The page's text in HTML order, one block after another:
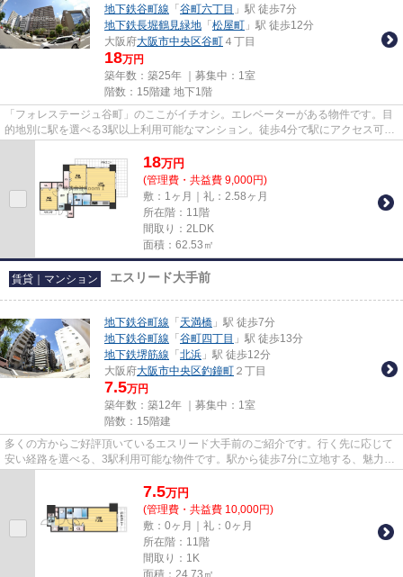
地下鉄谷町線 「 谷町六丁目 」駅 徒歩7分
地下鉄長堀鶴見緑地 「 松屋町 」駅 徒歩12分
大阪府大阪市中央区谷町 ４丁目
18万円
築年数：築25年 ｜募集中： 1室
階数：15階建 地下1階
「フォレステージュ谷町」のここがイチオシ。エレベーターがある物件です。目
的地別に駅を選べる3駅以上利用可能なマンション。徒歩4分で駅にアクセス可能
18万円
(管理費・共益費 9,000円)
敷：1ヶ月｜礼：2.58ヶ月
所在階：11階
間取り：2LDK
面積：62.53㎡
賃貸｜マンション エスリード大手前
地下鉄谷町線 「 天満橋 」駅 徒歩7分
地下鉄谷町線 「 谷町四丁目 」駅 徒歩13分
地下鉄堺筋線 「 北浜 」駅 徒歩12分
大阪府大阪市中央区釣鐘町 ２丁目
7.5万円
築年数：築12年 ｜募集中： 1室
階数：15階建
多くの方からご好評頂いているエスリード大手前のご紹介です。行く先に応じて
安い経路を選べる、3駅利用可能な物件です。駅から徒歩7分に立地する、魅力的
7.5万円
(管理費・共益費 10,000円)
敷：0ヶ月｜礼：0ヶ月
所在階：11階
間取り：1K
面積：24.73㎡